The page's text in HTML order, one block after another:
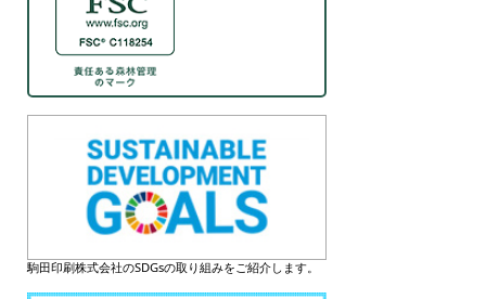
駒田印刷株式会社のSDGsの取り組みをご紹介します。